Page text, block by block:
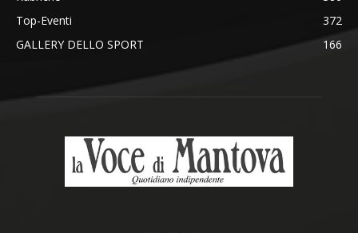
Top-Eventi
372
GALLERY DELLO SPORT
166